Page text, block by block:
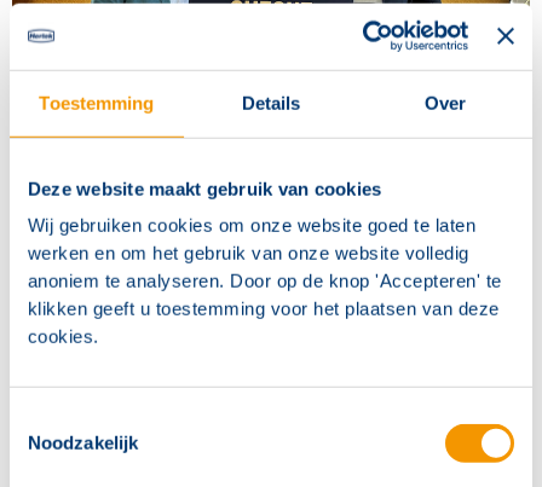
Toestemming Details Over
Deze website maakt gebruik van cookies
Wij gebruiken cookies om onze website goed te laten
werken en om het gebruik van onze website volledig
anoniem te analyseren. Door op de knop 'Accepteren' te
klikken geeft u toestemming voor het plaatsen van deze
cookies.
Noodzakelijk
Over Het Vergeten Kind
Het Vergeten Kind zet zich in voor kinderen die niet
onbezorgd kunnen opgroeien door bijvoorbeeld
verwaarlozing, mishandeling of armoede. Soms
ervaringen laten diepe sporen na. De organisatie zorgt
ervoor dat deze kinderen zich weer gezien en gehoord
voelen, op een veilige plek wonen en zich positief